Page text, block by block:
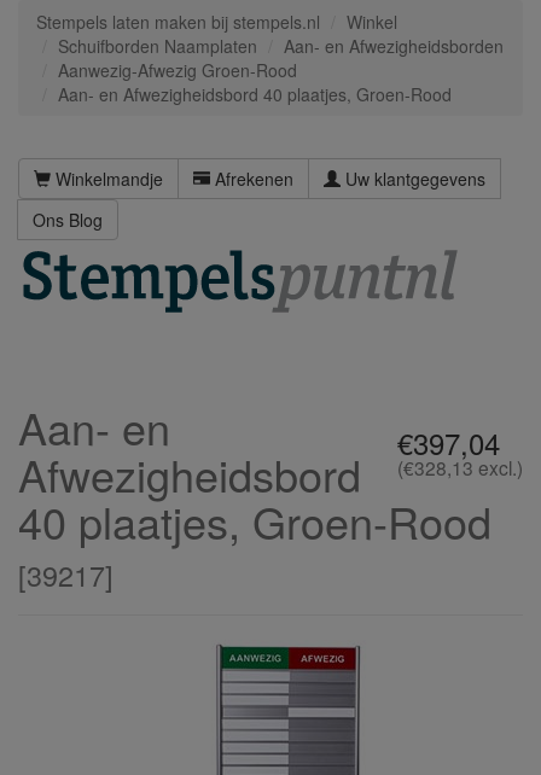
Stempels laten maken bij stempels.nl
Winkel
Schuifborden Naamplaten
Aan- en Afwezigheidsborden
Aanwezig-Afwezig Groen-Rood
Aan- en Afwezigheidsbord 40 plaatjes, Groen-Rood
Winkelmandje Afrekenen
Uw klantgegevens
Ons Blog
€397,04
(€328,13 excl.)
Aan- en
Afwezigheidsbord
40 plaatjes, Groen-Rood
[39217]